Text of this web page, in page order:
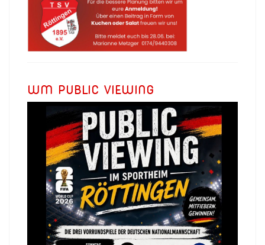
WM PUBLIC VIEWING